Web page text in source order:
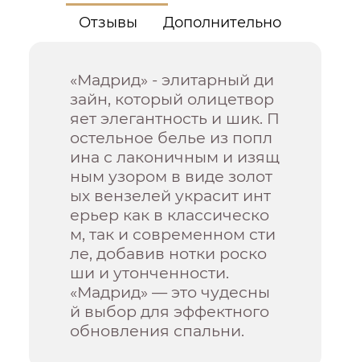
Отзывы Дополнительно
«Мадрид» - элитарный ди
зайн, который олицетвор
яет элегантность и шик. П
остельное белье из попл
ина с лаконичным и изящ
ным узором в виде золот
ых вензелей украсит инт
ерьер как в классическо
м, так и современном сти
ле, добавив нотки роско
ши и утонченности.
«Мадрид» — это чудесны
й выбор для эффектного
обновления спальни.